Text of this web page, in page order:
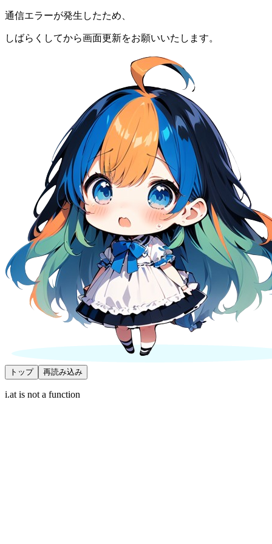
通信エラーが発生したため、
しばらくしてから画面更新をお願いいたします。
トップ 再読み込み
i.at is not a function